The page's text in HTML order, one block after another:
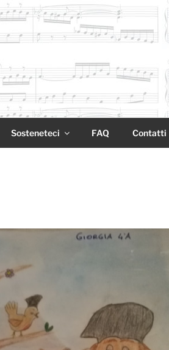
Sosteneteci FAQ Contatti